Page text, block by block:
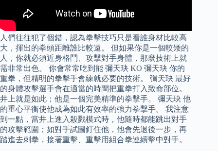
人們往往犯了個錯，認為拳擊技巧只是看誰身材比較高
大，揮出的拳頭距離誰比較遠。 但如果你是一個較矮的
人，你就必須近身格鬥、攻擊對手身體，那麼技術上就
需非常出色。 你會常常吃到能 彌天玦 KO 彌天玦 你的
重拳，但精明的拳擊手會練就必要的技術。 彌天玦 最好
的身體攻擊選手會在適當的時間把重拳打入致命部位。
井上就是如此；他是一個完美精準的拳擊手。 彌天玦 他
的重心平衡使他成為如此有效率的強力拳擊手。 我注意
到一點，當井上進入殺戮模式時，他隨時都能跳出對手
的攻擊範圍；如對手試圖釘住他，他會先退後一步，再
踏進去刺拳，接著重擊、重擊用組合拳連續擊中對手。